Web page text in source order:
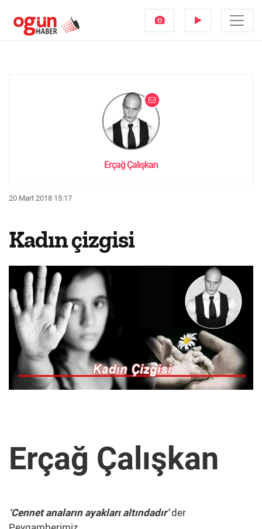
Erçağ Çalışkan
20 Mart 2018 15:17
Kadın çizgisi
Erçağ Çalışkan
‘Cennet anaların ayakları altındadır’der